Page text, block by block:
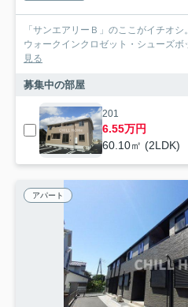
「サンエアリーＢ」のここがイチオ
ウォークインクロゼット・シューズ
見る
募集中の部屋
201
6.55万円
60.10㎡ (2LDK)
アパート